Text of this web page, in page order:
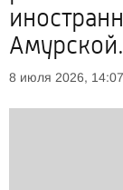
8 июля 2026, 14:07